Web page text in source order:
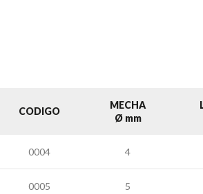
CODIGO
MECHA
Ø mm
0004 4
0005 5